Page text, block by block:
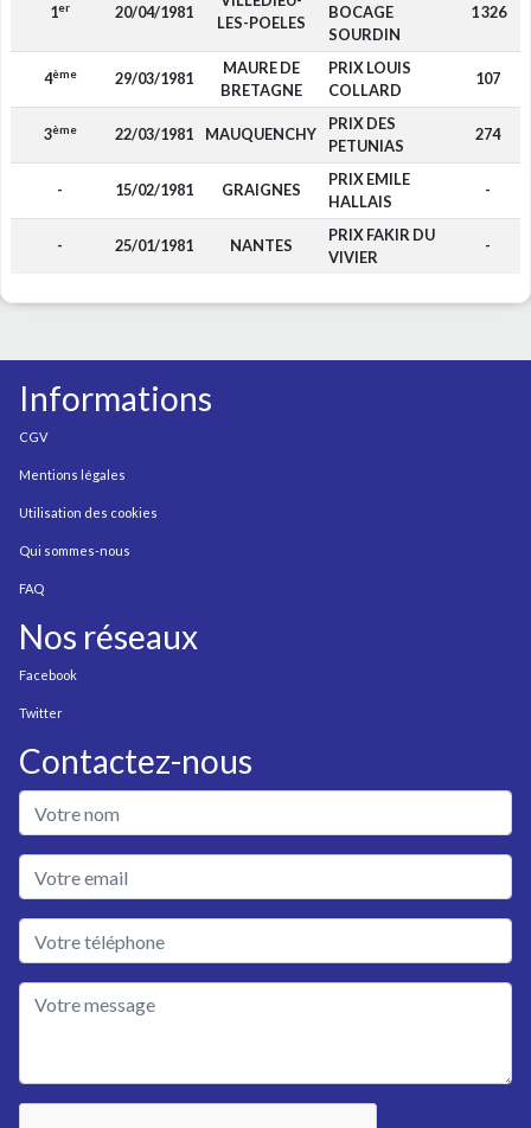
1er 20/04/1981
LES-POELES
BOCAGE
SOURDIN
1 326
4ème 29/03/1981
MAURE DE
BRETAGNE
PRIX LOUIS
COLLARD
107
3ème 22/03/1981 MAUQUENCHY
PRIX DES
PETUNIAS
274
- 15/02/1981 GRAIGNES
PRIX EMILE
HALLAIS
-
- 25/01/1981 NANTES
PRIX FAKIR DU
VIVIER
-
Informations
CGV
Mentions légales
Utilisation des cookies
Qui sommes-nous
FAQ
Nos réseaux
Facebook
Twitter
Contactez-nous